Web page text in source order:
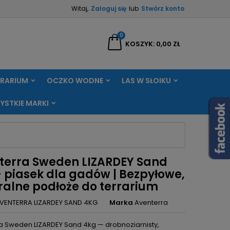
Witaj, Zaloguj się lub Stwórz konto
KOSZYK
0
0,00 ZŁ
OCZKO WODNE LAS W SŁOIKU
MARKI
Sweden LIZARDEY Sand
dla gadów | Bezpyłowe,
podłoże do terrarium
LIZARDEY SAND 4KG Marka Aventerra
Sweden LIZARDEY Sand 4kg — drobnoziarnisty,